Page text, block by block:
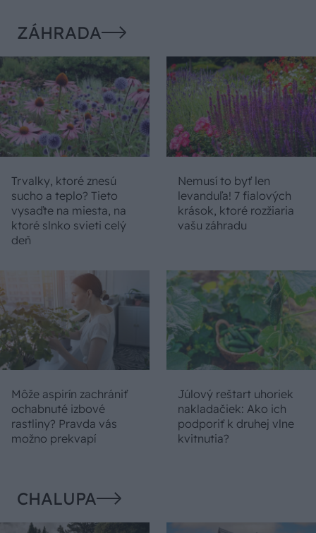
ZÁHRADA
Trvalky, ktoré znesú
sucho a teplo? Tieto
vysaďte na miesta, na
ktoré slnko svieti celý
deň
Nemusí to byť len
levanduľa! 7 fialových
krások, ktoré rozžiaria
vašu záhradu
Môže aspirín zachrániť
ochabnuté izbové
rastliny? Pravda vás
možno prekvapí
Júlový reštart uhoriek
nakladačiek: Ako ich
podporiť k druhej vlne
kvitnutia?
CHALUPA